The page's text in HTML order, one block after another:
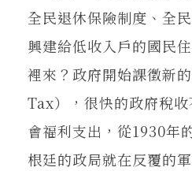
全民退休保險制度、全
興建給低收入戶的國民
裡來？政府開始課徵新
Tax），很快的政府稅
會福利支出，從1930年
根廷的政局就在反覆的